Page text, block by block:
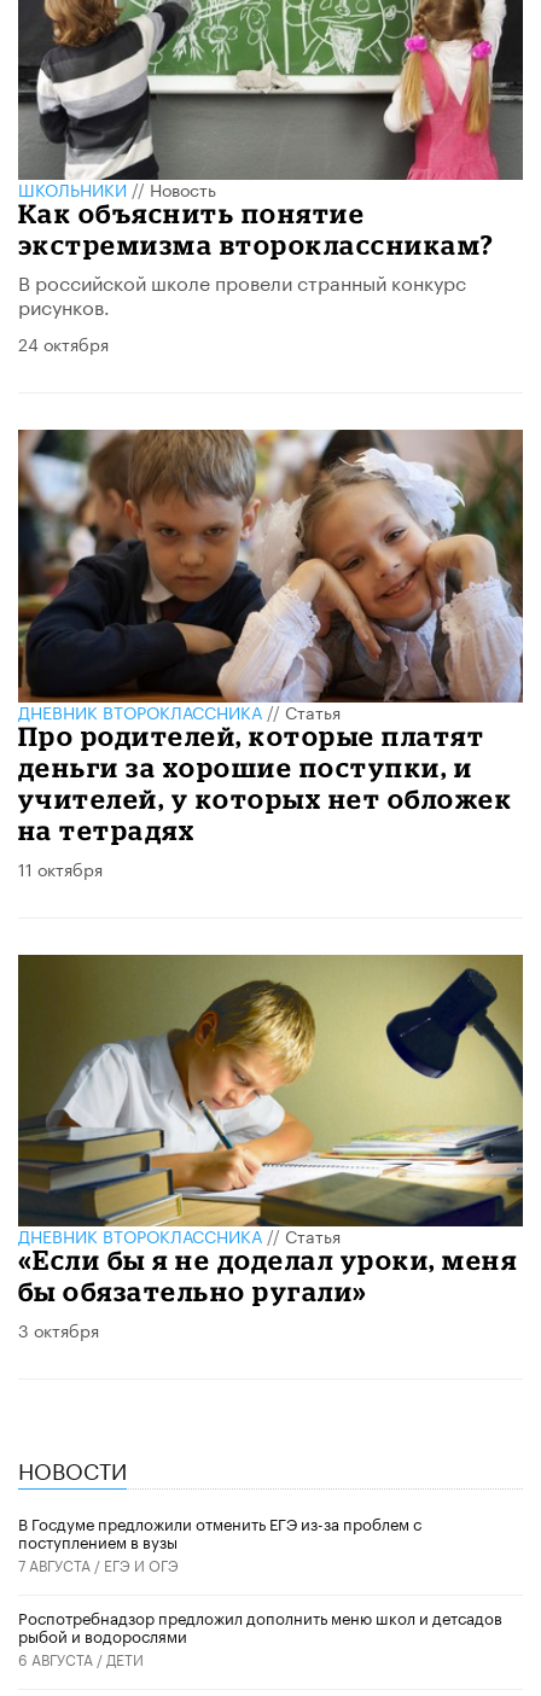
ШКОЛЬНИКИ//Новость
Как объяснить понятие
экстремизма второклассникам?
В российской школе провели странный конкурс
рисунков.
24 октября
ДНЕВНИК ВТОРОКЛАССНИКА//Статья
Про родителей, которые платят
деньги за хорошие поступки, и
учителей, у которых нет обложек
на тетрадях
11 октября
ДНЕВНИК ВТОРОКЛАССНИКА//Статья
«Если бы я не доделал уроки, меня
бы обязательно ругали»
3 октября
НОВОСТИ
В Госдуме предложили отменить ЕГЭ из-за проблем с
поступлением в вузы
7 АВГУСТА / ЕГЭ И ОГЭ
Роспотребнадзор предложил дополнить меню школ и детсадов
рыбой и водорослями
6 АВГУСТА / ДЕТИ